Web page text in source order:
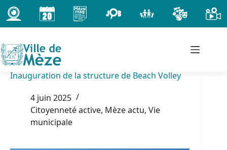
Passer
au
contenu
Inauguration de la structure de Beach Volley
4 juin 2025
Citoyenneté active, Mèze actu, Vie
municipale